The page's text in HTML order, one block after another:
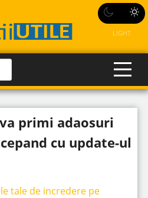
LIGHT
primi adaosuri
cu update-ul
tale de incredere pe